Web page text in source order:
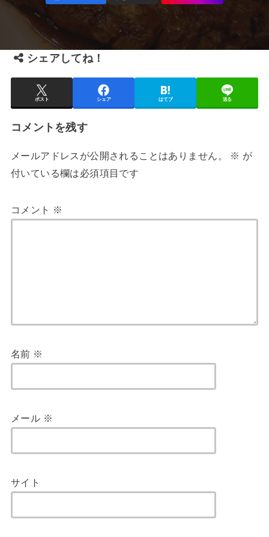
シェアしてね！
ポスト シェア はてブ 送る
コメントを残す
メールアドレスが公開されることはありません。 ※ が
付いている欄は必須項目です
コメント ※
名前 ※
メール ※
サイト